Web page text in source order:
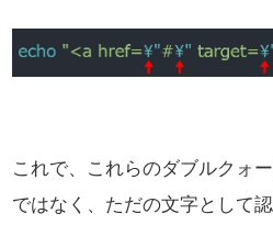
これで、これらのダブルクォ
ではなく、 ただの文字として